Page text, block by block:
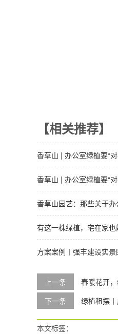
【相关推荐】
香草山 | 办公室绿植要“
香草山 | 办公室绿植要“
香草山园艺：那些关于办
有这一株绿植，宅在家也
方案案例丨强丰建设实
上一条
春暖花开
下一条
绿植租摆
本文标签：